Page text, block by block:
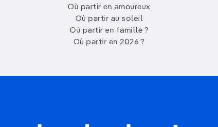
Où partir en amoureux
Où partir au soleil
Où partir en famille ?
Où partir en 2026 ?